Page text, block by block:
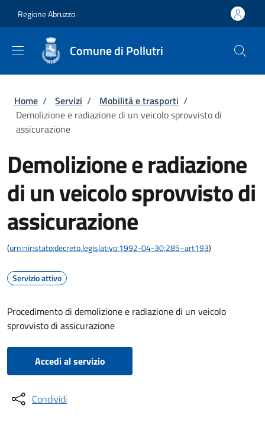
Regione Abruzzo
Comune di Pollutri
Briciole di pane
Home / Servizi / Mobilità e trasporti /
Demolizione e radiazione di un veicolo sprovvisto di
assicurazione
Demolizione e radiazione
di un veicolo sprovvisto di
assicurazione
(urn:nir:stato:decreto.legislativo:1992-04-30;285~art193)
Servizio attivo
Procedimento di demolizione e radiazione di un veicolo
sprovvisto di assicurazione
Accedi al servizio
Condividi